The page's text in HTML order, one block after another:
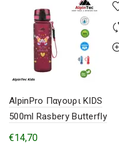
AlpinPro Παγουρι KIDS
500ml Rasbery Butterfly
€14,70